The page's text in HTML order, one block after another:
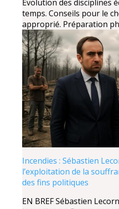
Évolution des disciplines
temps. Conseils pour le
approprié. Préparation
Incendies : Sébastien
l’exploitation de la
des fins politiques
EN BREF Sébastien